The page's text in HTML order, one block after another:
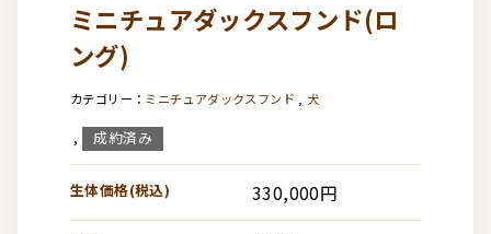
ミニチュアダックスフンド(ロ
ング)
ミニチュアダックスフンド 犬
, 成約済み
生体価格(税込) 330,000円